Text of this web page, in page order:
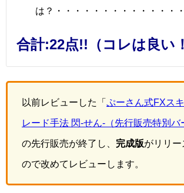
は？・・・・・・・・・・・・・
合計:22点!!（コレは良い
以前レビューした「 ぷーさん式FXス
レード手法 閃-せん-（先行販売特別バ
の先行販売が終了し、 完成版がリリー
ので改めてレビューします。